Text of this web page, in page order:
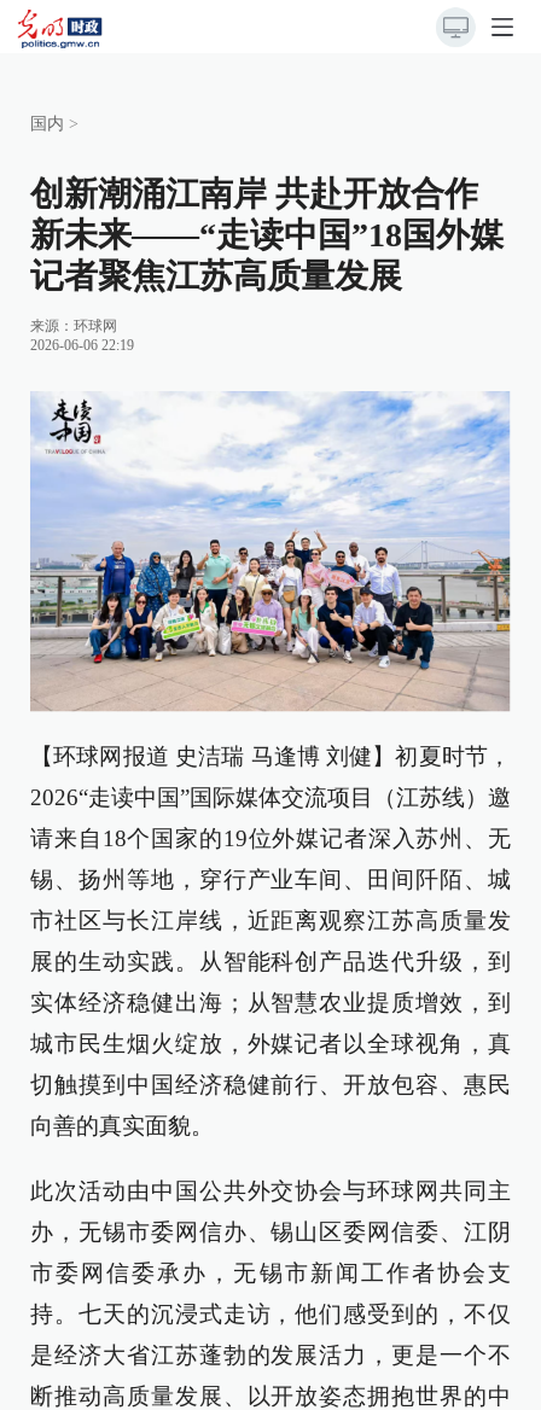
国内 >
创新潮涌江南岸 共赴开放合作
新未来——“走读中国”18国外媒
记者聚焦江苏高质量发展
来源： 环球网
2026-06-06 22:19
【环球网报道 史洁瑞 马逢博 刘健】初夏时节，
2026“走读中国”国际媒体交流项目（江苏线）邀
请来自18个国家的19位外媒记者深入苏州、无
锡、扬州等地，穿行产业车间、田间阡陌、城
市社区与长江岸线，近距离观察江苏高质量发
展的生动实践。从智能科创产品迭代升级，到
实体经济稳健出海；从智慧农业提质增效，到
城市民生烟火绽放，外媒记者以全球视角，真
切触摸到中国经济稳健前行、开放包容、惠民
向善的真实面貌。
此次活动由中国公共外交协会与环球网共同主
办，无锡市委网信办、锡山区委网信委、江阴
市委网信委承办，无锡市新闻工作者协会支
持。七天的沉浸式走访，他们感受到的，不仅
是经济大省江苏蓬勃的发展活力，更是一个不
断推动高质量发展、以开放姿态拥抱世界的中